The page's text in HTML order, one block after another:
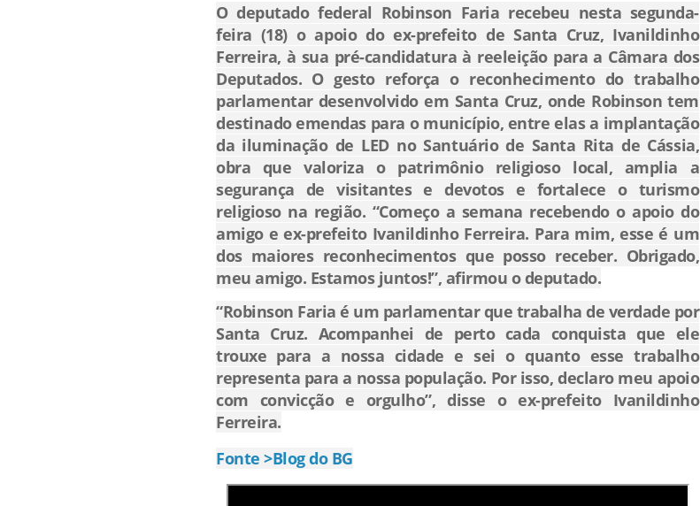
O deputado federal Robinson Faria recebeu nesta segunda-
feira (18) o apoio do ex-prefeito de Santa Cruz, Ivanildinho
Ferreira, à sua pré-candidatura à reeleição para a Câmara dos
Deputados. O gesto reforça o reconhecimento do trabalho
parlamentar desenvolvido em Santa Cruz, onde Robinson tem
destinado emendas para o município, entre elas a implantação
da iluminação de LED no Santuário de Santa Rita de Cássia,
obra que valoriza o patrimônio religioso local, amplia a
segurança de visitantes e devotos e fortalece o turismo
religioso na região. “Começo a semana recebendo o apoio do
amigo e ex-prefeito Ivanildinho Ferreira. Para mim, esse é um
dos maiores reconhecimentos que posso receber. Obrigado,
meu amigo. Estamos juntos!”, afirmou o deputado.
“Robinson Faria é um parlamentar que trabalha de verdade por
Santa Cruz. Acompanhei de perto cada conquista que ele
trouxe para a nossa cidade e sei o quanto esse trabalho
representa para a nossa população. Por isso, declaro meu apoio
com convicção e orgulho”, disse o ex-prefeito Ivanildinho
Ferreira.
Fonte >Blog do BG